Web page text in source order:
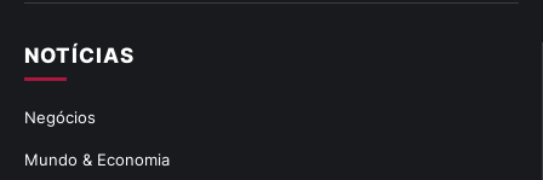
NOTÍCIAS
Negócios
Mundo & Economia